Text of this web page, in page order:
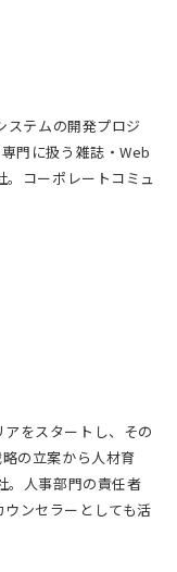
ステムの開発プロジ
門に扱う雑誌・Web
。コーポレートコミュ
をスタートし、その
の立案から人材育
。人事部門の責任者
ンセラーとしても活